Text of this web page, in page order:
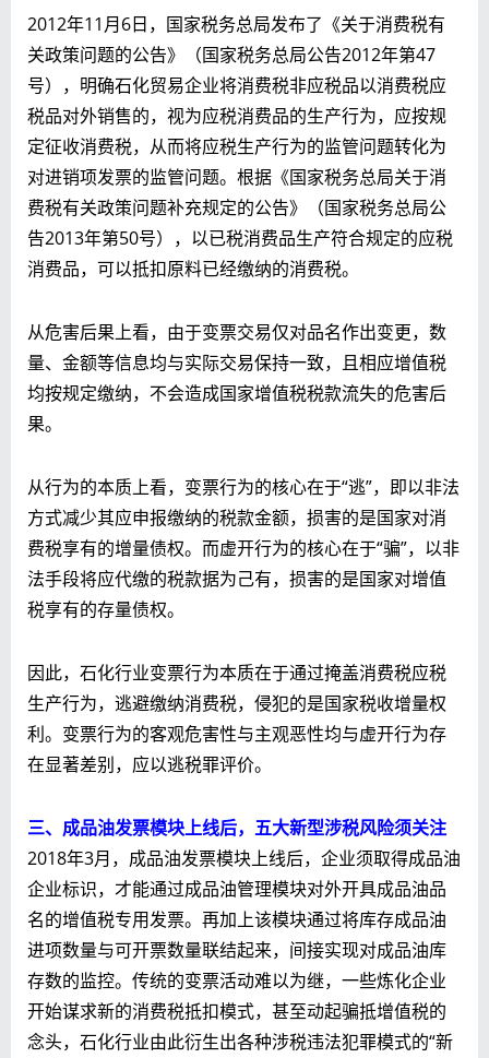
2012年11月6日，国家税务总局发布了《关于消费税有
关政策问题的公告》（国家税务总局公告2012年第47
号），明确石化贸易企业将消费税非应税品以消费税应
税品对外销售的，视为应税消费品的生产行为，应按规
定征收消费税，从而将应税生产行为的监管问题转化为
对进销项发票的监管问题。根据《国家税务总局关于消
费税有关政策问题补充规定的公告》（国家税务总局公
告2013年第50号），以已税消费品生产符合规定的应税
消费品，可以抵扣原料已经缴纳的消费税。
从危害后果上看，由于变票交易仅对品名作出变更，数
量、金额等信息均与实际交易保持一致，且相应增值税
均按规定缴纳，不会造成国家增值税税款流失的危害后
果。
从行为的本质上看，变票行为的核心在于“逃”，即以非法
方式减少其应申报缴纳的税款金额，损害的是国家对消
费税享有的增量债权。而虚开行为的核心在于“骗”，以非
法手段将应代缴的税款据为己有，损害的是国家对增值
税享有的存量债权。
因此，石化行业变票行为本质在于通过掩盖消费税应税
生产行为，逃避缴纳消费税，侵犯的是国家税收增量权
利。变票行为的客观危害性与主观恶性均与虚开行为存
在显著差别，应以逃税罪评价。
三、成品油发票模块上线后，五大新型涉税风险须关注
2018年3月，成品油发票模块上线后，企业须取得成品油
企业标识，才能通过成品油管理模块对外开具成品油品
名的增值税专用发票。再加上该模块通过将库存成品油
进项数量与可开票数量联结起来，间接实现对成品油库
存数的监控。传统的变票活动难以为继，一些炼化企业
开始谋求新的消费税抵扣模式，甚至动起骗抵增值税的
念头，石化行业由此衍生出各种涉税违法犯罪模式的“新